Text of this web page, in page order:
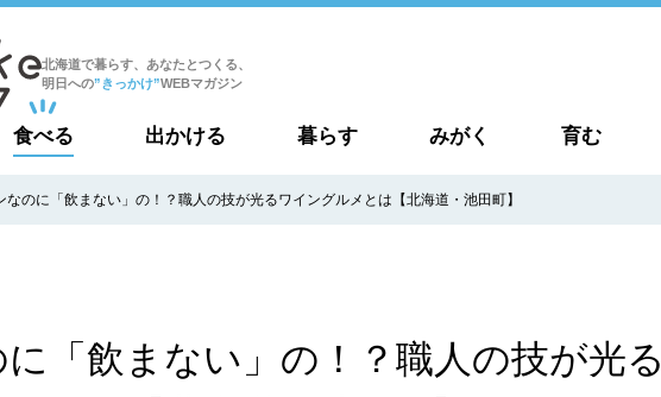
北海道で暮らす、あなたとつくる、
明日への”きっかけ”WEBマガジン
食べる 出かける 暮らす みがく 育む
なのに「飲まない」の！？職人の技が光るワイングルメとは【北海道・池田町】
「飲まない」の！？職人の技が光る